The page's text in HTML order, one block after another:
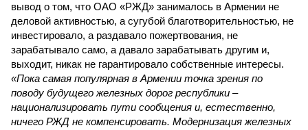
вывод о том, что ОАО «РЖД» занималось в Армении не
деловой активностью, а сугубой благотворительностью, не
инвестировало, а раздавало пожертвования, не
зарабатывало само, а давало зарабатывать другим и,
выходит, никак не гарантировало собственные интересы.
«Пока самая популярная в Армении точка зрения по
поводу будущего железных дорог рес­публики –
национализировать пути сообщения и, естественно,
ничего РЖД не компенсировать. Модернизация железных